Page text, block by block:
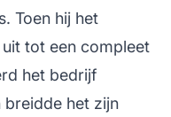
Toen hij het
tot een compleet
het bedrijf
breidde het zijn